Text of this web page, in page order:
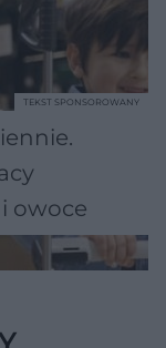
owoce
TEKST SPONSOROWANY